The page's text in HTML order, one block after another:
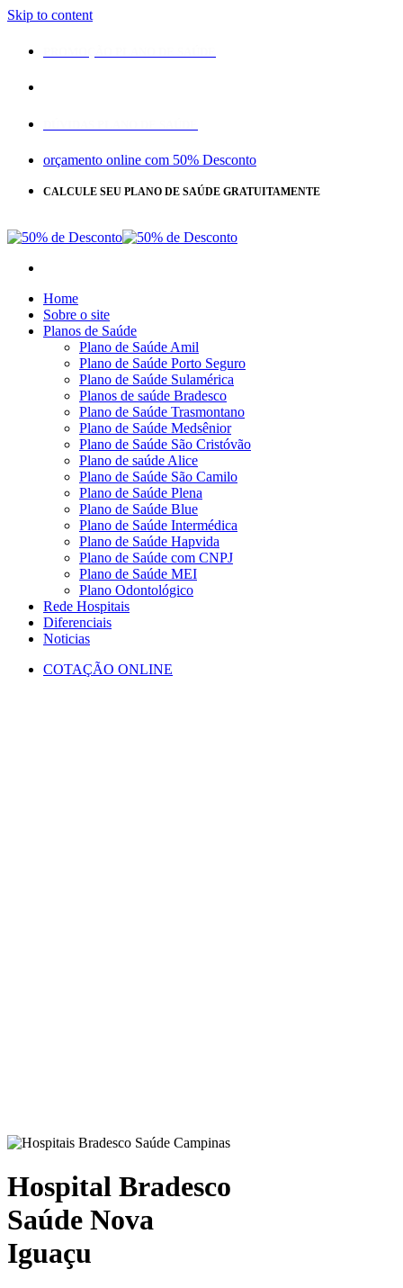
Skip to content
orçamento online com 50% Desconto
CALCULE SEU PLANO DE SAÚDE GRATUITAMENTE
Home
Sobre o site
Planos de Saúde
Plano de Saúde Amil
Plano de Saúde Porto Seguro
Plano de Saúde Sulamérica
Planos de saúde Bradesco
Plano de Saúde Trasmontano
Plano de Saúde Medsênior
Plano de Saúde São Cristóvão
Plano de saúde Alice
Plano de Saúde São Camilo
Plano de Saúde Plena
Plano de Saúde Blue
Plano de Saúde Intermédica
Plano de Saúde Hapvida
Plano de Saúde com CNPJ
Plano de Saúde MEI
Plano Odontológico
Rede Hospitais
Diferenciais
Noticias
COTAÇÃO ONLINE
Hospital Bradesco
Saúde Nova
Iguaçu